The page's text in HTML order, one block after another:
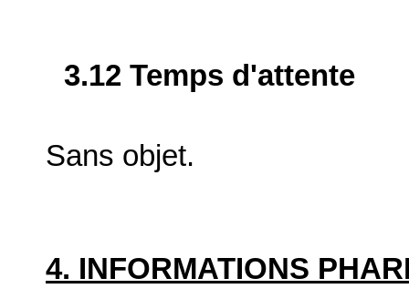
3.12 Temps d'attente
Sans objet.
4. INFORMATIONS